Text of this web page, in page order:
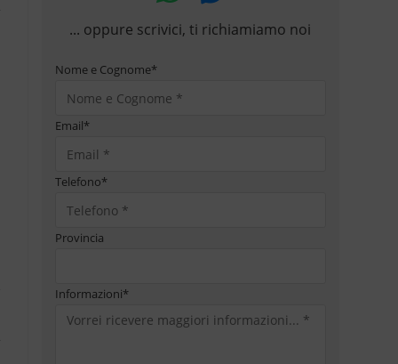
... oppure scrivici, ti richiamiamo noi
Nome e Cognome*
Email*
Telefono*
Provincia
Informazioni*